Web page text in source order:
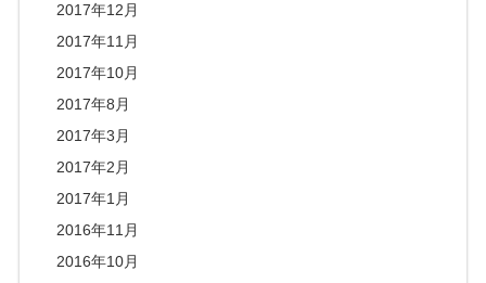
2017年12月
2017年11月
2017年10月
2017年8月
2017年3月
2017年2月
2017年1月
2016年11月
2016年10月